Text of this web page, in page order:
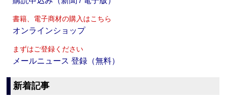
書籍、電子商材の購入はこちら
オンラインショップ
まずはご登録ください
メールニュース 登録（無料）
新着記事